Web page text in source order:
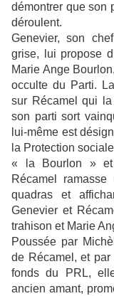
démontrer que son
déroulent.
Genevier, son
grise, lui propose
Marie Ange
occulte du Parti.
sur Récamel qui
son parti sort
lui-même est
la Protection
« la Bourlon » et
Récamel
quadras et
Genevier et
trahison et Marie
Poussée par
de Récamel, et par
fonds du PRL,
ancien amant,